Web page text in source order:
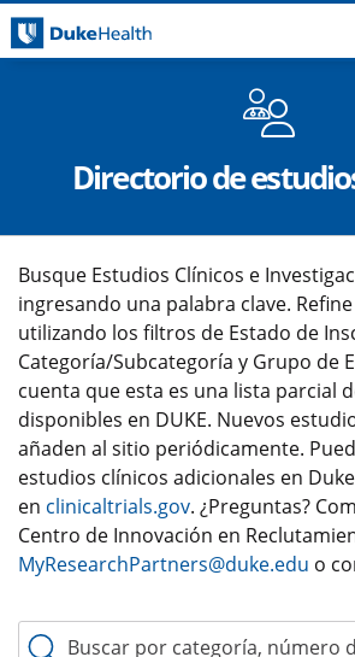
Directorio de
Busque Estudios Clínicos e
ingresando una palabra clave.
utilizando los filtros de Estado de
Categoría/Subcategoría y Grupo de
cuenta que esta es una lista parcial
disponibles en DUKE. Nuevos
añaden al sitio periódicamente.
estudios clínicos adicionales en
en clinicaltrials.gov. ¿Preguntas?
Centro de Innovación en
MyResearchPartners@duke.edu o